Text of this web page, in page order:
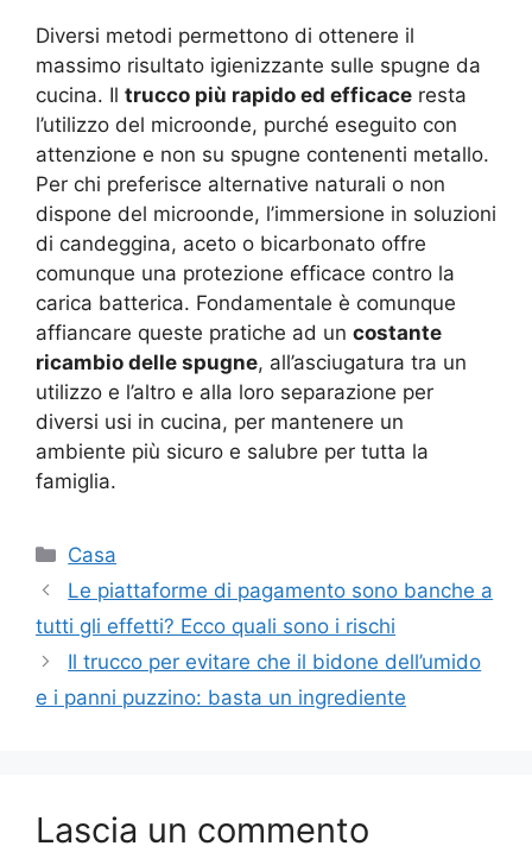
Diversi metodi permettono di ottenere il
massimo risultato igienizzante sulle spugne da
cucina. Il trucco più rapido ed efficace resta
l’utilizzo del microonde, purché eseguito con
attenzione e non su spugne contenenti metallo.
Per chi preferisce alternative naturali o non
dispone del microonde, l’immersione in soluzioni
di candeggina, aceto o bicarbonato offre
comunque una protezione efficace contro la
carica batterica. Fondamentale è comunque
affiancare queste pratiche ad un costante
ricambio delle spugne, all’asciugatura tra un
utilizzo e l’altro e alla loro separazione per
diversi usi in cucina, per mantenere un
ambiente più sicuro e salubre per tutta la
famiglia.
Categorie
Casa
Le piattaforme di pagamento sono banche a
tutti gli effetti? Ecco quali sono i rischi
Il trucco per evitare che il bidone dell’umido
e i panni puzzino: basta un ingrediente
Lascia un commento